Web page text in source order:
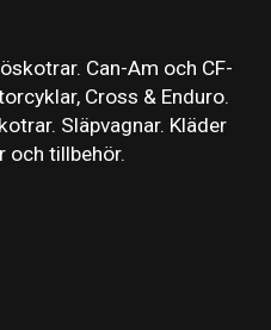
Can-Am och CF-
Cross & Enduro.
Släpvagnar. Kläder
och tillbehör.